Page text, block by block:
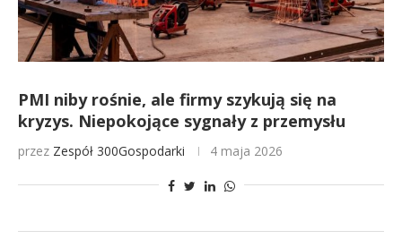
PMI niby rośnie, ale firmy szykują się na
kryzys. Niepokojące sygnały z przemysłu
przez Zespół 300Gospodarki 4 maja 2026